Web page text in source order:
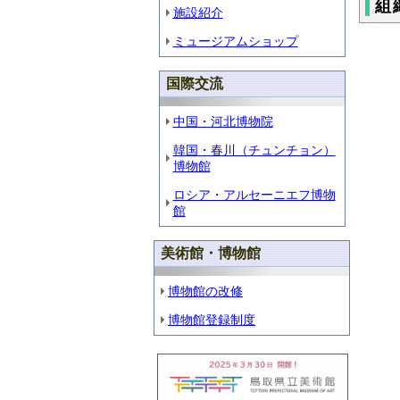
施設紹介
ミュージアムショップ
国際交流
中国・河北博物院
韓国・春川（チュンチョン）
博物館
ロシア・アルセーニエフ博物
館
美術館・博物館
博物館の改修
博物館登録制度
組